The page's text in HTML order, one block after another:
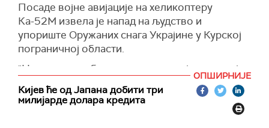
зла, од крстарећих ракета, од балистике,
тражимо заштиту коју заслужује свака нација.
И не би требало да буде да неки људи
заслужују више помоћи, а неки мање. А ово је
хришћански начин, да помогнемо", написао је
Зеленски је подсетио да су спасилачки
радови у Харкову и даље у току након руског
Посаде војне авијације на хеликоптеру
Ка-52М извела је напад на људство и
упориште Оружаних снага Украјине у Курској
пограничној области.
"Након употребе ваздушног оружја, посада је
извела противракетни маневар, ослободила
топлотне замке и вратила се на место
полетања", наводи се у саопштењу одељења.
ОПШИРНИЈЕ
Кијев ће од Јапана добити три
милијарде долара кредита